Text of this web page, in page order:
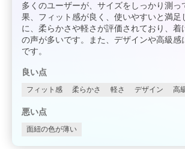
多くのユーザーが、サイズをしっかり測っ
果、フィット感が良く、使いやすいと満足
に、柔らかさや軽さが評価されており、着
の声が多いです。また、デザインや高級感
です。
良い点
フィット感 柔らかさ 軽さ デザイン 高
悪い点
面紐の色が薄い